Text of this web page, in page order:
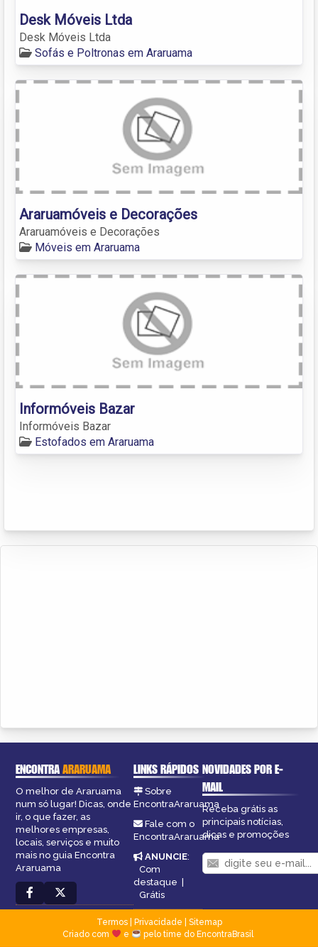
Desk Móveis Ltda
Desk Móveis Ltda
Sofás e Poltronas em Araruama
Araruamóveis e Decorações
Araruamóveis e Decorações
Móveis em Araruama
Informóveis Bazar
Informóveis Bazar
Estofados em Araruama
ENCONTRAARARUAMA
O melhor de Araruama
num só lugar! Dicas, onde
ir, o que fazer, as
melhores empresas,
locais, serviços e muito
mais no guia Encontra
Araruama
LINKS RÁPIDOS
Sobre
EncontraAraruama
Fale com o
EncontraAraruama
ANUNCIE:
Com
destaque |
Grátis
NOVIDADES POR E-
MAIL
Receba grátis as
principais notícias,
dicas e promoções
Termos| Privacidade
Sitemap
Criado com
e pelo time do EncontraBrasil